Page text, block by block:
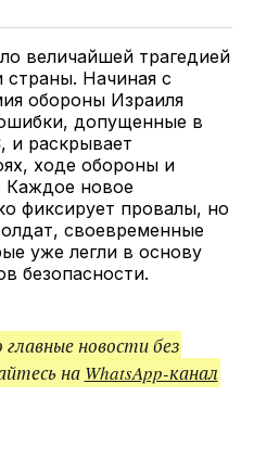
величайшей трагедией
Начиная с
обороны Израиля
допущенные в
и раскрывает
ходе обороны и
Каждое новое
фиксирует провалы, но
своевременные
уже легли в основу
безопасности.
новости без
на WhatsApp-канал